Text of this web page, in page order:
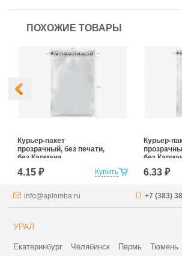
ПОХОЖИЕ ТОВАРЫ
Купить
Курьер-пакет
прозрачный, без печати,
без Кармана
Сопроводительной
Документации
маркетплейсов)
4.15 ₽
Курьер-
без
6.33 ₽
info@aplomba.ru +7 (383)
УРАЛ
Екатеринбург Челябинск Пермь Тюмень